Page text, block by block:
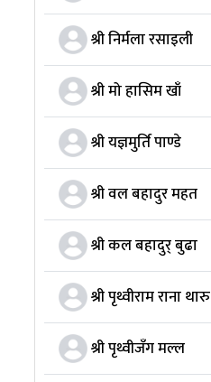
श्री निर्मला रसाइली
श्री मो हासिम खाँ
श्री यज्ञमुर्ति पाण्डे
श्री वल बहादुर महत
श्री कल बहादुर् बुढा
श्री पृथ्वीराम राना थारु
श्री पृथ्वीजँग मल्ल